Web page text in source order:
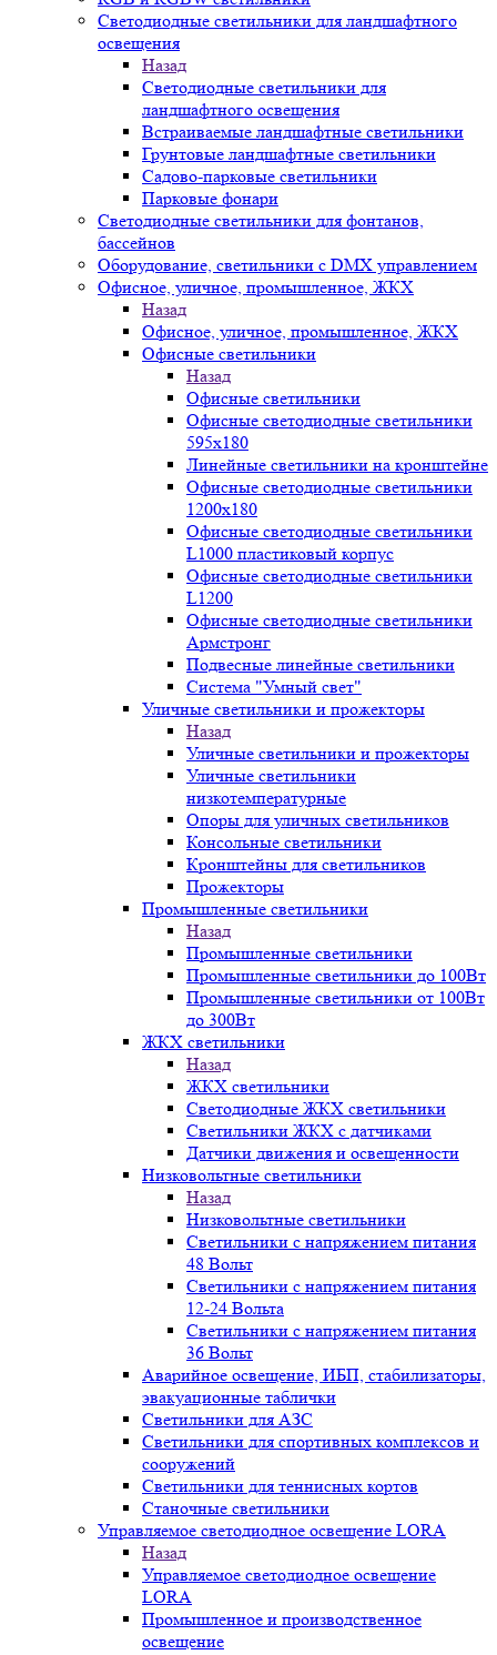
Светодиодные светильники для ландшафтного
освещения
Назад
Светодиодные светильники для
ландшафтного освещения
Встраиваемые ландшафтные светильники
Грунтовые ландшафтные светильники
Садово-парковые светильники
Парковые фонари
Светодиодные светильники для фонтанов,
бассейнов
Оборудование, светильники с DMX управлением
Офисное, уличное, промышленное, ЖКХ
Назад
Офисное, уличное, промышленное, ЖКХ
Офисные светильники
Назад
Офисные светильники
Офисные светодиодные светильники
595х180
Линейные светильники на кронштейне
Офисные светодиодные светильники
1200x180
Офисные светодиодные светильники
L1000 пластиковый корпус
Офисные светодиодные светильники
L1200
Офисные светодиодные светильники
Армстронг
Подвесные линейные светильники
Система "Умный свет"
Уличные светильники и прожекторы
Назад
Уличные светильники и прожекторы
Уличные светильники
низкотемпературные
Опоры для уличных светильников
Консольные светильники
Кронштейны для светильников
Прожекторы
Промышленные светильники
Назад
Промышленные светильники
Промышленные светильники до 100Вт
Промышленные светильники от 100Вт
до 300Вт
ЖКХ светильники
Назад
ЖКХ светильники
Светодиодные ЖКХ светильники
Светильники ЖКХ с датчиками
Датчики движения и освещенности
Низковольтные светильники
Назад
Низковольтные светильники
Светильники с напряжением питания
48 Вольт
Светильники с напряжением питания
12-24 Вольта
Светильники с напряжением питания
36 Вольт
Аварийное освещение, ИБП, стабилизаторы,
эвакуационные таблички
Светильники для АЗС
Светильники для спортивных комплексов и
сооружений
Светильники для теннисных кортов
Станочные светильники
Управляемое светодиодное освещение LORA
Назад
Управляемое светодиодное освещение
LORA
Промышленное и производственное
освещение